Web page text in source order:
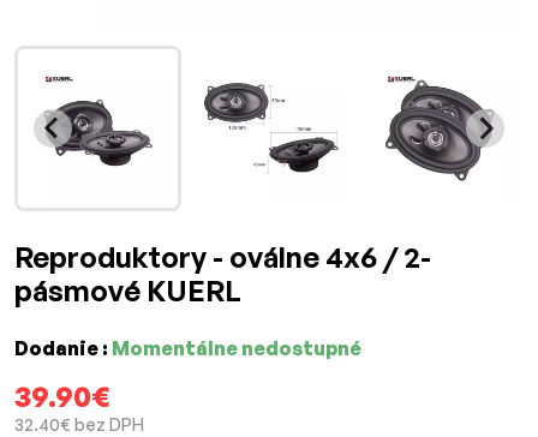
Reproduktory - oválne 4x6 / 2-
pásmové KUERL
Dodanie : Momentálne nedostupné
39.90€
32.40€ bez DPH